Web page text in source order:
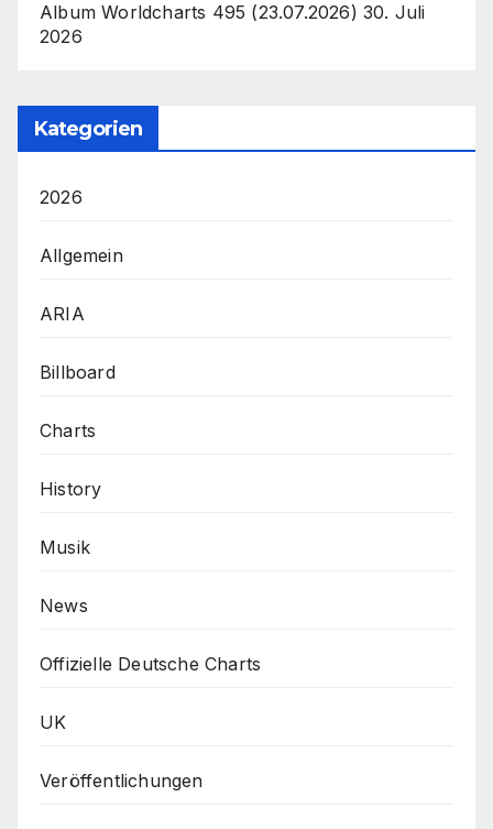
Album Worldcharts 495 (23.07.2026) 30. Juli
2026
Kategorien
2026
Allgemein
ARIA
Billboard
Charts
History
Musik
News
Offizielle Deutsche Charts
UK
Veröffentlichungen